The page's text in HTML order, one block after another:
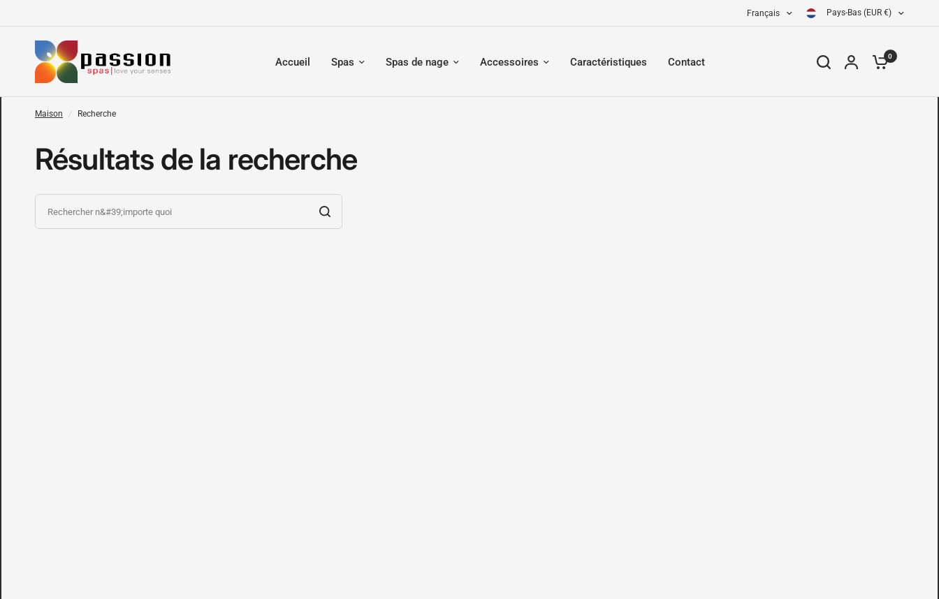
Français Pays-Bas (EUR €)
Accueil Spas Spas de nage Accessoires Caractéristiques Contact 0
Maison / Recherche
Résultats de la recherche